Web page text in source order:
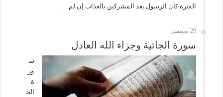
الفترة كان الرسول يعد المشركين بالعذاب إن لم …
20 سبتمبر
سورة الجاثية وجزاء الله العادل
س
ور
ة
الج